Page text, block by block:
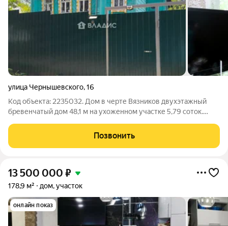
улица Чернышевского,16
Код объекта: 2235032. Дом в черте Вязников двухэтажный
бревенчатый дом 48,1 м на ухоженном участке 5,79 соток.
деревянные стены и индивидуальный котёл дают стабильный
комфорт зимой, а центральное
Позвонить
13 500 000 ₽
178,9 м² дом, участок
онлайн показ